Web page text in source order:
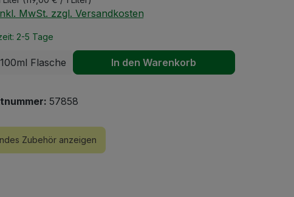
MwSt. zzgl. Versandkosten
2-5 Tage
Anzahl: Gib den gewünschten Wert
100ml Flasche In den Warenkorb
57858
Zubehör anzeigen